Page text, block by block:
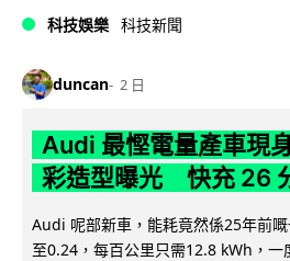
科技娛樂 科技新聞
duncan 2 日
Audi 最慳電量產車
彩造型曝光 快充 26
Audi 呢部新車，能耗竟然係25年前
至0.24，每百公里只需12.8 kWh，一